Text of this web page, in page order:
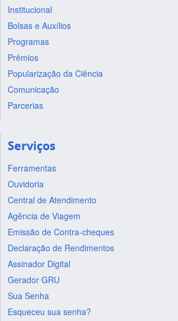
Institucional
Bolsas e Auxílios
Programas
Prêmios
Popularização da Ciência
Comunicação
Parcerias
Serviços
Ferramentas
Ouvidoria
Central de Atendimento
Agência de Viagem
Emissão de Contra-cheques
Declaração de Rendimentos
Assinador Digital
Gerador GRU
Sua Senha
Esqueceu sua senha?